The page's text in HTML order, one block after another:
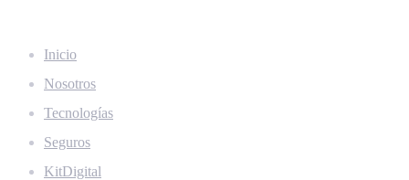
Inicio
Nosotros
Tecnologías
Seguros
KitDigital